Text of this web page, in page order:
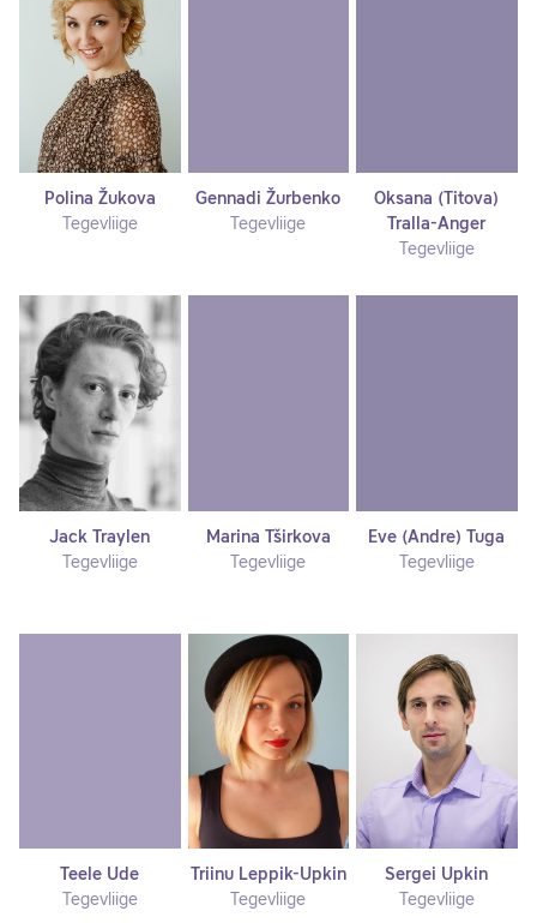
Polina Žukova
Tegevliige
Gennadi Žurbenko
Tegevliige
Oksana (Titova)
Tralla-Anger
Tegevliige
Jack Traylen
Tegevliige
Marina Tširkova
Tegevliige
Eve (Andre) Tuga
Tegevliige
Teele Ude
Tegevliige
Triinu Leppik-Upkin
Tegevliige
Sergei Upkin
Tegevliige